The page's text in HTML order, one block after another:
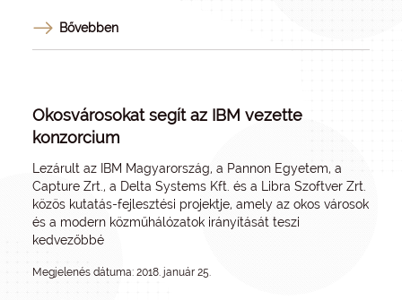
Bővebben
Okosvárosokat segít az IBM vezette
konzorcium
Lezárult az IBM Magyarország, a Pannon Egyetem, a
Capture Zrt., a Delta Systems Kft. és a Libra Szoftver Zrt.
közös kutatás-fejlesztési projektje, amely az okos városok
és a modern közműhálózatok irányítását teszi
kedvezőbbé
Megjelenés dátuma: 2018. január 25.